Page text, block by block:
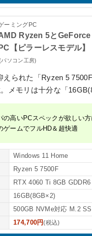
ーミングPC
Ryzen 5と
PC【ピラーレスモデル】
パソコン工房)
えられた 「Ryzen 5 7500F
メモリは十分な 「
の高いPCスペックが欲しい方
ゲームでフルHD＆超快適
Windows 11 Home
Ryzen 5 7500F
RTX 4060 Ti 8GB GDDR6
16GB(8GB×2)
500GB NVMe対応 M.2
174,700円(税込)